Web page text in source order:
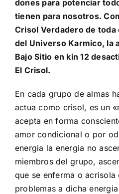
dones para potenciar
tienen para nosotros.
Crisol Verdadero de toda
del Universo Karmico, la
Bajo Sitio en kin 12
El Crisol.
En cada grupo de almas
actua como crisol, es un
acepta en forma
amor condicional o por
energia la energia no
miembros del grupo,
que se enferma o
problemas a dicha